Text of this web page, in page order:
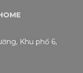
Khu phố 6,